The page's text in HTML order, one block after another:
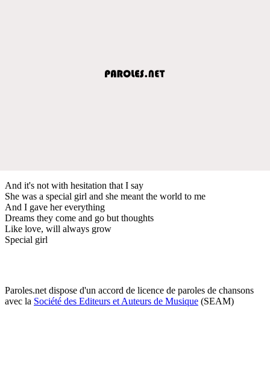
And it's not with hesitation that I say
She was a special girl and she meant the world to me
And I gave her everything
Dreams they come and go but thoughts
Like love, will always grow
Special girl
Paroles.net dispose d'un accord de licence de paroles de chansons
avec la Société des Editeurs et Auteurs de Musique (SEAM)